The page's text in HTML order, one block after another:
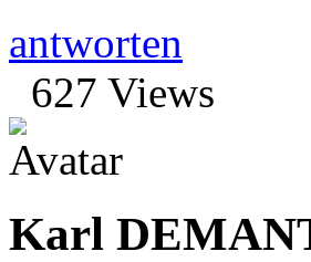
antworten
627 Views
Karl